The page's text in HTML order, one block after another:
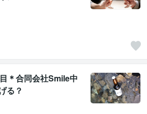
＊合同会社Smile中
る？